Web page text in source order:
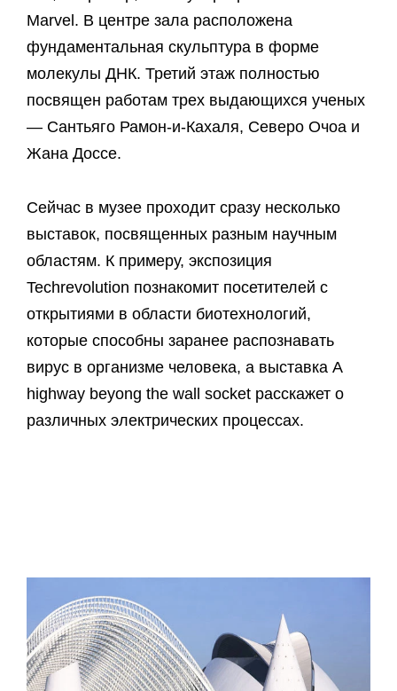
Marvel. В центре зала расположена
фундаментальная скульптура в форме
молекулы ДНК. Третий этаж полностью
посвящен работам трех выдающихся ученых
— Сантьяго Рамон-и-Кахаля, Северо Очоа и
Жана Доссе.
Сейчас в музее проходит сразу несколько
выставок, посвященных разным научным
областям. К примеру, экспозиция
Techrevolution познакомит посетителей с
открытиями в области биотехнологий,
которые способны заранее распознавать
вирус в организме человека, а выставка A
highway beyong the wall socket расскажет о
различных электрических процессах.